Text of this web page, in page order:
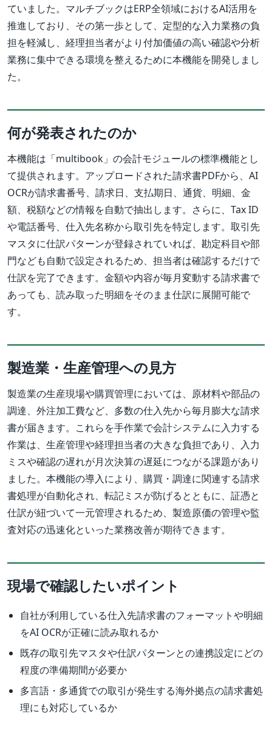
ていました。マルチブックはERP全領域におけるAI活用を
推進しており、その第一歩として、定型的な入力業務の負
担を軽減し、経理担当者がより付加価値の高い確認や分析
業務に集中できる環境を整えるために本機能を開発しまし
た。
何が発表されたのか
本機能は「multibook」の会計モジュールの標準機能とし
て提供されます。アップロードされた請求書PDFから、AI
OCRが請求書番号、請求日、支払期日、通貨、明細、金
額、税額などの情報を自動で抽出します。さらに、Tax ID
や電話番号、仕入先名称から取引先を特定します。取引先
マスタに仕訳パターンが登録されていれば、勘定科目や部
門なども自動で設定されるため、担当者は確認するだけで
仕訳を完了できます。金額や内容が毎月変動する請求書で
あっても、読み取った明細をそのまま仕訳に展開可能で
す。
製造業・生産管理への見方
製造業の生産現場や購買管理においては、原材料や部品の
調達、外注加工費など、多数の仕入先から毎月膨大な請求
書が届きます。これらを手作業で会計システムに入力する
作業は、生産管理や経理担当者の大きな負担であり、入力
ミスや確認の遅れが月次決算の遅延につながる課題があり
ました。本機能の導入により、購買・調達に関連する請求
書処理が自動化され、転記ミスが防げるとともに、証憑と
仕訳が紐づいて一元管理されるため、製造原価の管理や監
査対応の迅速化といった業務改善が期待できます。
現場で確認したいポイント
自社が利用している仕入先請求書のフォーマットや明細
をAI OCRが正確に読み取れるか
既存の取引先マスタや仕訳パターンとの連携設定にどの
程度の準備期間が必要か
多言語・多通貨での取引が発生する海外拠点の請求書処
理にも対応しているか